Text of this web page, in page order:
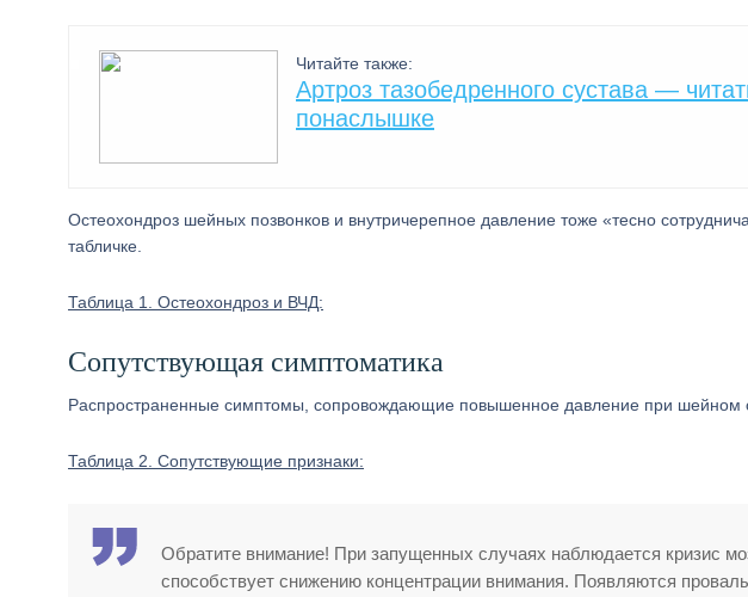
Читайте также:
Артроз тазобедренного сустава —
понаслышке
Остеохондроз шейных позвонков и внутричерепное давление тоже «тесно
табличке.
Таблица 1. Остеохондроз и ВЧД:
Сопутствующая симптоматика
Распространенные симптомы, сопровождающие повышенное давление при шейном
Таблица 2. Сопутствующие признаки:
Обратите внимание! При запущенных случаях наблюдается кризис
способствует снижению концентрации внимания. Появляются